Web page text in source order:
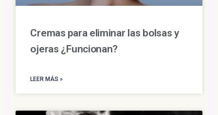
Cremas para eliminar las bolsas y
ojeras ¿Funcionan?
LEER MÁS »